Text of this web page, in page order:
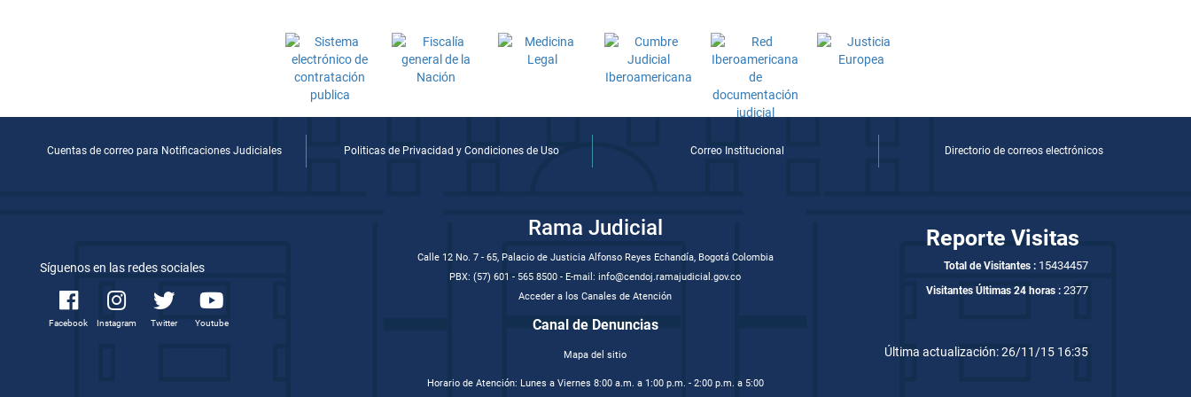
Cuentas de correo para Notificaciones Judiciales Politicas de Privacidad y Condiciones de Uso Correo Institucional Directorio de correos electrónicos
Síguenos en las redes sociales
Facebook Instagram Twitter Youtube
Rama Judicial
Calle 12 No. 7 - 65, Palacio de Justicia Alfonso Reyes Echandía, Bogotá Colombia
PBX: (57) 601 - 565 8500 - E-mail: info@cendoj.ramajudicial.gov.co
Acceder a los Canales de Atención
Canal de Denuncias
Mapa del sitio
Horario de Atención: Lunes a Viernes 8:00 a.m. a 1:00 p.m. - 2:00 p.m. a 5:00
Reporte Visitas
Total de Visitantes : 15434457
Visitantes Últimas 24 horas : 2377
Última actualización: 26/11/15 16:35